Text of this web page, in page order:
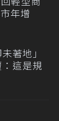
年增
著地」
這是規